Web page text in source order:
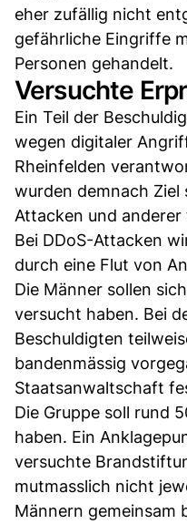
eher zufällig nicht
gefährliche Eingriffe
Personen gehandelt.
Versuchte
Ein Teil der
wegen digitaler
Rheinfelden
wurden demnach Ziel
Attacken und
Bei DDoS-Attacken
durch eine Flut von
Die Männer sollen
versucht haben. Bei
Beschuldigten
bandenmässig
Staatsanwaltschaft
Die Gruppe soll rund
haben. Ein
versuchte
mutmasslich nicht
Männern gemeinsam